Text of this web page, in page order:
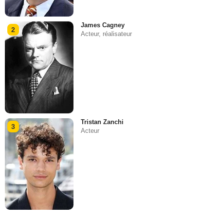
2
James Cagney
Acteur, réalisateur
3
Tristan Zanchi
Acteur